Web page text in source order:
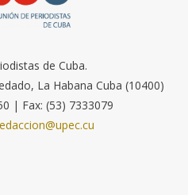
de Cuba.
La Habana Cuba (10400)
| Fax: (53) 7333079